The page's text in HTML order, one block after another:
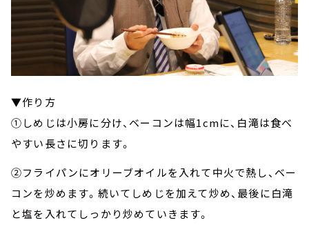
▼作り方
①しめじは小房に分け、ベーコンは幅1cmに、白滝は食べ
やすい長さに切ります。
②フライパンにオリーブオイルを入れて中火で熱し、ベー
コンを炒めます。続いてしめじを加えて炒め、最後に白滝
と塩を入れてしっかり炒めていきます。